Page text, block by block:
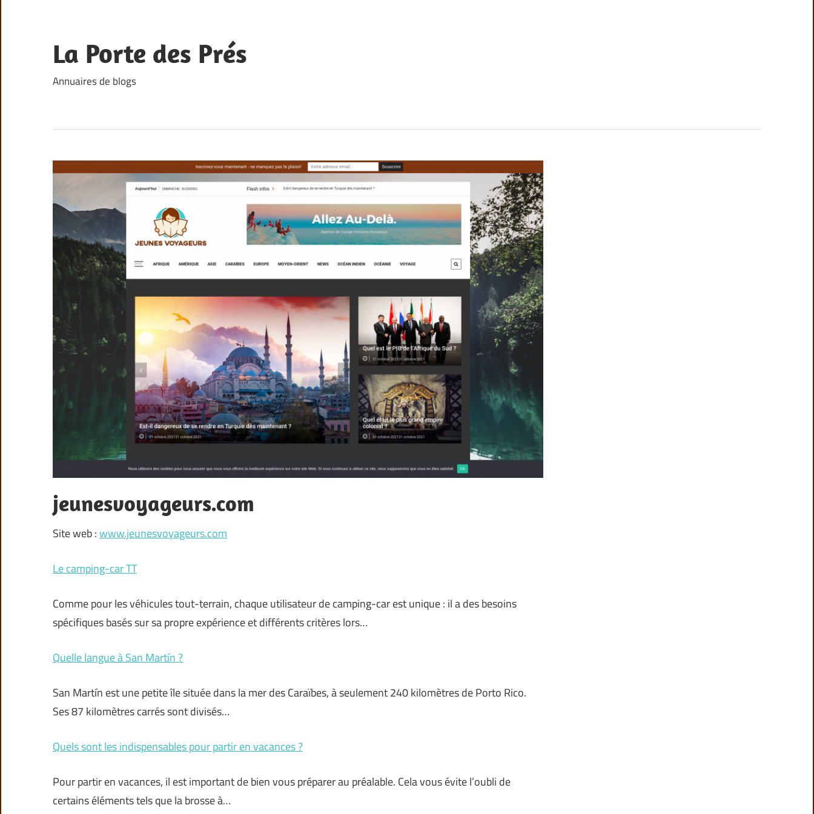
content
La Porte des Prés
Annuaires de blogs
jeunesvoyageurs.com
Site web :www.jeunesvoyageurs.com
Le camping-car TT
Comme pour les véhicules tout-terrain, chaque utilisateur de camping-car est unique : il a des besoins
spécifiques basés sur sa propre expérience et différents critères lors…
Quelle langue à San Martín ?
San Martín est une petite île située dans la mer des Caraïbes, à seulement 240 kilomètres de Porto Rico.
Ses 87 kilomètres carrés sont divisés…
Quels sont les indispensables pour partir en vacances ?
Pour partir en vacances, il est important de bien vous préparer au préalable. Cela vous évite l’oubli de
certains éléments tels que la brosse à…